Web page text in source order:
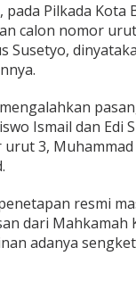
Pilkada Kota
calon nomor urut
Susetyo,
Ismail dan Edi
3, Muhammad
resmi
dari Mahkamah
adanya